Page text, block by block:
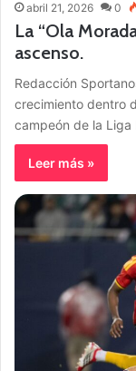
abril 21, 2026 0
La “Ola
ascenso.
Redacción
crecimiento dentro
campeón de la Liga
Leer más »